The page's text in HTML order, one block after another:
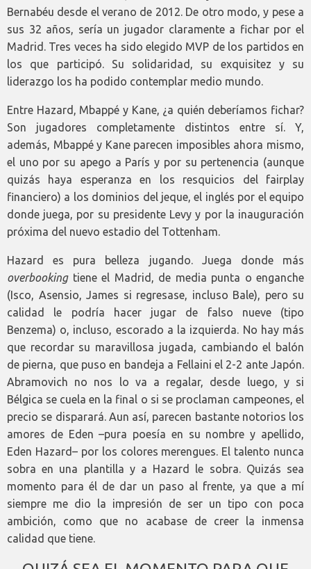
Bernabéu desde el verano de 2012. De otro modo, y pese a
sus 32 años, sería un jugador claramente a fichar por el
Madrid. Tres veces ha sido elegido MVP de los partidos en
los que participó. Su solidaridad, su exquisitez y su
liderazgo los ha podido contemplar medio mundo.
Entre Hazard, Mbappé y Kane, ¿a quién deberíamos fichar?
Son jugadores completamente distintos entre sí. Y,
además, Mbappé y Kane parecen imposibles ahora mismo,
el uno por su apego a París y por su pertenencia (aunque
quizás haya esperanza en los resquicios del fairplay
financiero) a los dominios del jeque, el inglés por el equipo
donde juega, por su presidente Levy y por la inauguración
próxima del nuevo estadio del Tottenham.
Hazard es pura belleza jugando. Juega donde más
overbookingtiene el Madrid, de media punta o enganche
(Isco, Asensio, James si regresase, incluso Bale), pero su
calidad le podría hacer jugar de falso nueve (tipo
Benzema) o, incluso, escorado a la izquierda. No hay más
que recordar su maravillosa jugada, cambiando el balón
de pierna, que puso en bandeja a Fellaini el 2-2 ante Japón.
Abramovich no nos lo va a regalar, desde luego, y si
Bélgica se cuela en la final o si se proclaman campeones, el
precio se disparará. Aun así, parecen bastante notorios los
amores de Eden –pura poesía en su nombre y apellido,
Eden Hazard– por los colores merengues. El talento nunca
sobra en una plantilla y a Hazard le sobra. Quizás sea
momento para él de dar un paso al frente, ya que a mí
siempre me dio la impresión de ser un tipo con poca
ambición, como que no acabase de creer la inmensa
calidad que tiene.